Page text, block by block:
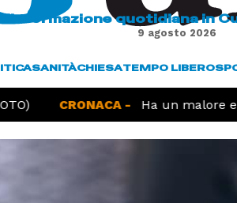
L'informazione quotidiana in
9 agosto 2026
SANITÀCHIESATEMPO LIBERO
CRONACA - Ha un malore e